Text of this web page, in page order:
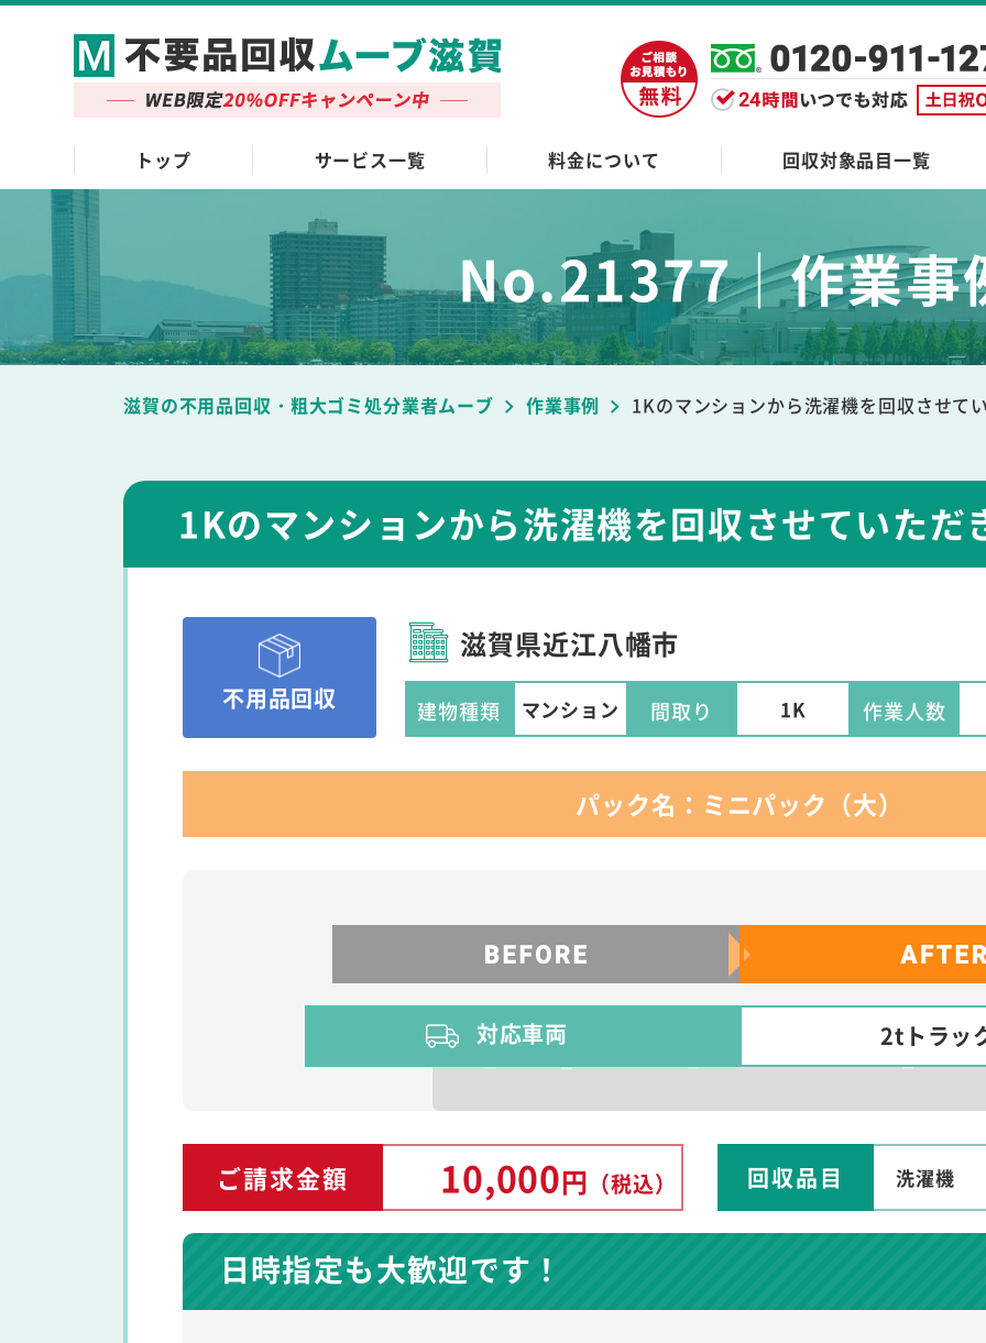
トップ サービス一覧 料金について 回収対象品目一覧
No.21377｜作業事
滋賀の不用品回収・粗大ゴミ処分業者ムーブ 作業事例 1Kのマンションから洗濯機を回収させて
1Kのマンションから洗濯機を回収させていただ
不用品回収
滋賀県近江八幡市
建物種類 マンション 間取り 1K 作業人数
パック名：ミニパック（大）
対応車両 2tトラッ
ご請求金額 10,000円 （税込） 回収品目 洗濯機
日時指定も大歓迎です！